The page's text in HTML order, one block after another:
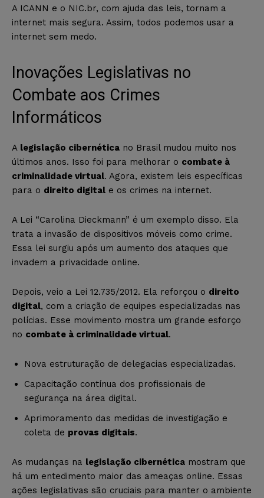
A ICANN e o NIC.br, com ajuda das leis, tornam a
internet mais segura. Assim, todos podemos usar a
internet sem medo.
Inovações Legislativas no
Combate aos Crimes
Informáticos
A legislação cibernética no Brasil mudou muito nos
últimos anos. Isso foi para melhorar o combate à
criminalidade virtual. Agora, existem leis específicas
para o direito digital e os crimes na internet.
A Lei “Carolina Dieckmann” é um exemplo disso. Ela
trata a invasão de dispositivos móveis como crime.
Essa lei surgiu após um aumento dos ataques que
invadem a privacidade online.
Depois, veio a Lei 12.735/2012. Ela reforçou o direito
digital, com a criação de equipes especializadas nas
polícias. Esse movimento mostra um grande esforço
no combate à criminalidade virtual.
Nova estruturação de delegacias especializadas.
Capacitação contínua dos profissionais de
segurança na área digital.
Aprimoramento das medidas de investigação e
coleta de provas digitais.
As mudanças na legislação cibernética mostram que
há um entedimento maior das ameaças online. Essas
ações legislativas são cruciais para manter o ambiente